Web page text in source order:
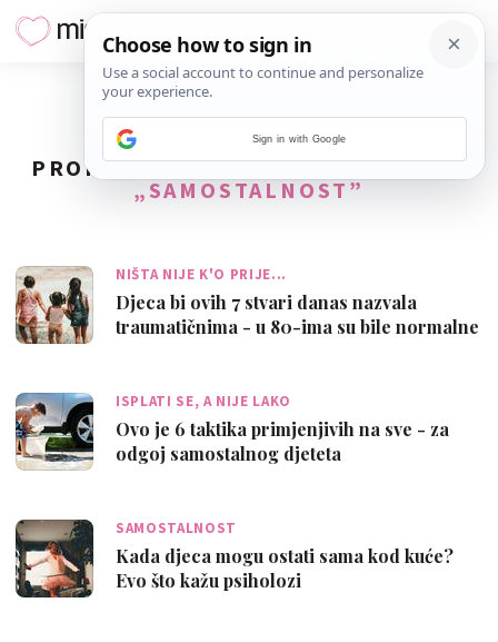
PRONAĐENO52REZULTATA ZA TAG
„SAMOSTALNOST”
NIŠTA NIJE K'O PRIJE...
Djeca bi ovih 7 stvari danas nazvala
traumatičnima - u 80-ima su bile normalne
ISPLATI SE, A NIJE LAKO
Ovo je 6 taktika primjenjivih na sve - za
odgoj samostalnog djeteta
SAMOSTALNOST
Kada djeca mogu ostati sama kod kuće?
Evo što kažu psiholozi
Sign in with Google